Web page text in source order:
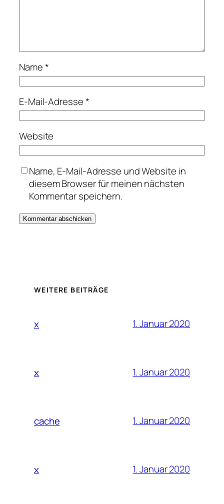
Name*
E-Mail-Adresse*
Website
Name, E-Mail-Adresse und Website in
diesem Browser für meinen nächsten
Kommentar speichern.
WEITERE BEITRÄGE
x 1. Januar 2020
x 1. Januar 2020
cache 1. Januar 2020
x 1. Januar 2020